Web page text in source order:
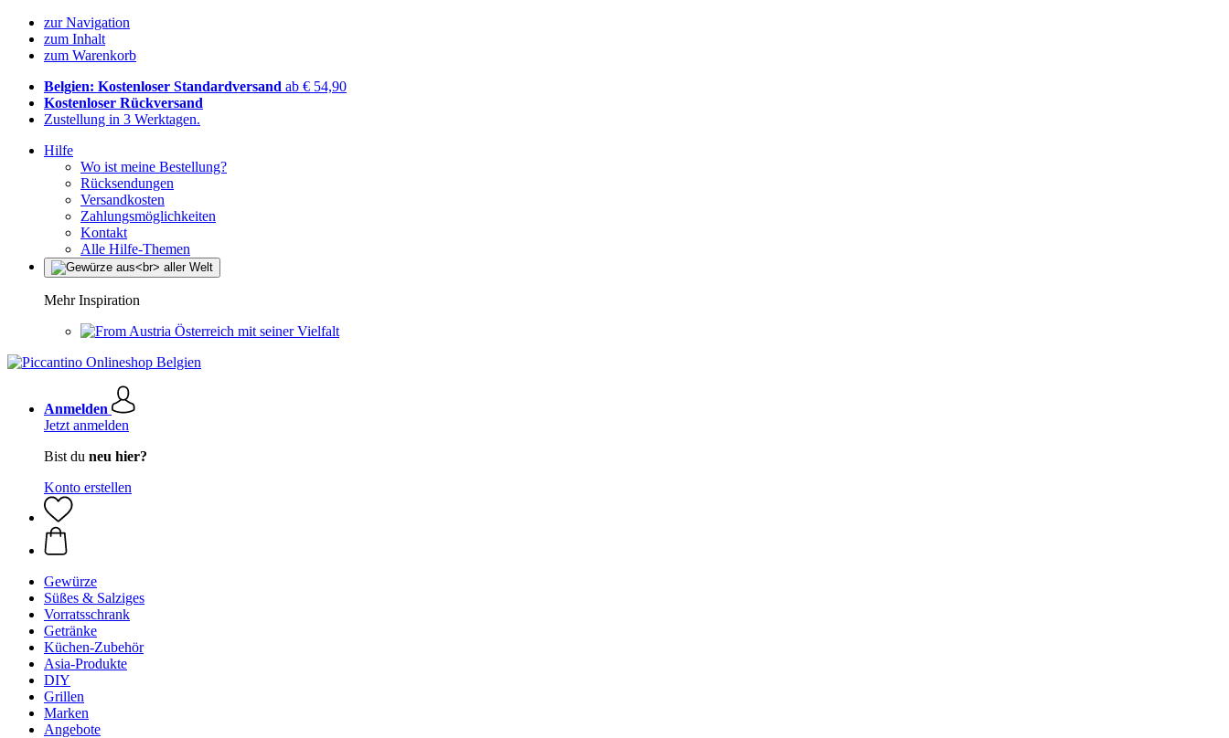
zur Navigation
zum Inhalt
zum Warenkorb
Belgien: Kostenloser Standardversand ab € 54,90
Kostenloser Rückversand
Zustellung in 3 Werktagen.
Hilfe
Wo ist meine Bestellung?
Rücksendungen
Versandkosten
Zahlungsmöglichkeiten
Kontakt
Alle Hilfe-Themen
Mehr Inspiration
Österreich mit seiner Vielfalt
Anmelden
Jetzt anmelden
Bist du neu hier?
Konto erstellen
Gewürze
Süßes & Salziges
Vorratsschrank
Getränke
Küchen-Zubehör
Asia-Produkte
DIY
Grillen
Marken
Angebote